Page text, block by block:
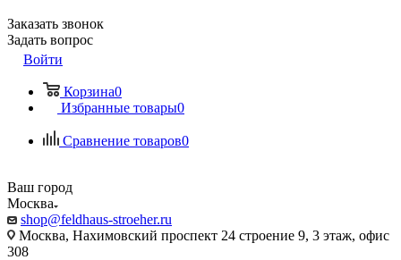
Заказать звонок
Задать вопрос
Войти
Корзина0
Избранные товары0
Сравнение товаров0
Ваш город
Москва
shop@feldhaus-stroeher.ru
Москва, Нахимовский проспект 24 строение 9, 3 этаж, офис
308